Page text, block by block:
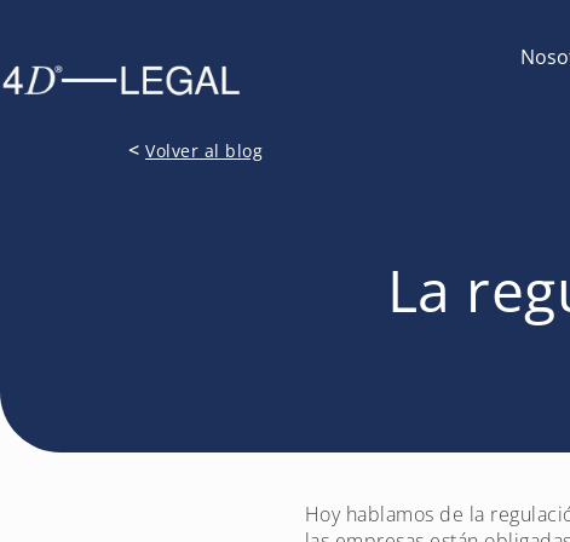
< Volver al blog
La
Hoy hablamos de la